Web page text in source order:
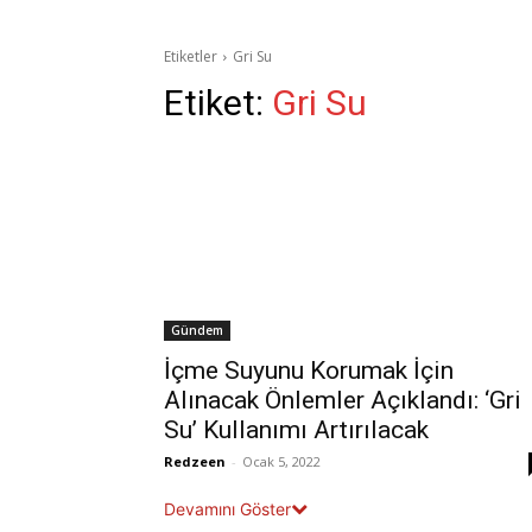
Etiketler Gri Su
Etiket: Gri Su
Gündem
İçme Suyunu Korumak İçin
Alınacak Önlemler Açıklandı: ‘Gri
Su’ Kullanımı Artırılacak
Redzeen - Ocak 5, 2022
Devamını Göster